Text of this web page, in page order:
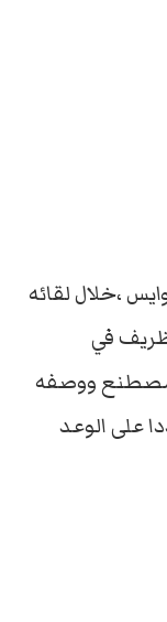
،خلال لقائه
ظريف في
ووصفه
على الوعد